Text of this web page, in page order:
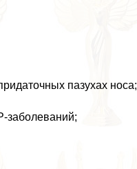
пазухах носа;
заболеваний;